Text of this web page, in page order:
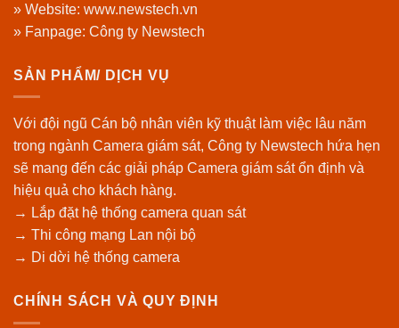
» Website: www.newstech.vn
» Fanpage: Công ty Newstech
SẢN PHẨM/ DỊCH VỤ
Với đội ngũ Cán bộ nhân viên kỹ thuật làm việc lâu năm
trong ngành Camera giám sát, Công ty Newstech hứa hẹn
sẽ mang đến các giải pháp Camera giám sát ổn định và
hiệu quả cho khách hàng.
→ Lắp đặt hệ thống camera quan sát
→ Thi công mạng Lan nội bộ
→ Di dời hệ thống camera
CHÍNH SÁCH VÀ QUY ĐỊNH